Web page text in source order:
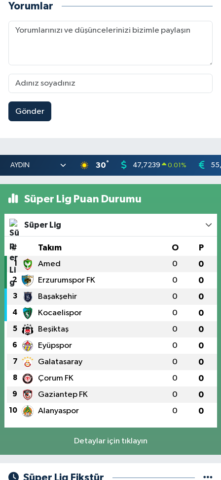
Yorumlar
Gönder
30° 47,7239 0.01 %
Süper Lig Puan Durumu
Süper Lig
# Takım O P
1 Amed 0 0
2 Erzurumspor FK 0 0
3 Başakşehir 0 0
4 Kocaelispor 0 0
5 Beşiktaş 0 0
6 Eyüpspor 0 0
7 Galatasaray 0 0
8 Çorum FK 0 0
9 Gaziantep FK 0 0
10 Alanyaspor 0 0
Detaylar için tıklayın
Süper Lig Fikstür